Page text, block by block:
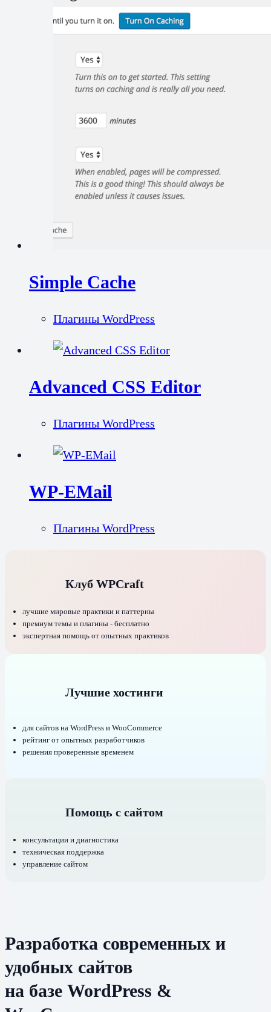
Simple Cache
Плагины WordPress
Advanced CSS Editor
Плагины WordPress
WP-EMail
Плагины WordPress
Клуб WPCraft
лучшие мировые практики и паттерны
премиум темы и плагины - бесплатно
экспертная помощь от опытных практиков
Лучшие хостинги
для сайтов на WordPress и WooCommerce
рейтинг от опытных разработчиков
решения проверенные временем
Помощь с сайтом
консультации и диагностика
техническая поддержка
управление сайтом
Разработка современных и
удобных сайтов
на базе WordPress &